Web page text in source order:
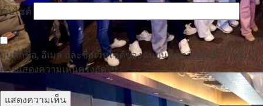
เว็บไซต์
บันทึกชื่อ, อีเมล และชื่อเว็บไซต์ของฉันบนเบราว์เซอร์นี้ สำหรับ
การแสดงความเห็นครั้งถัดไป